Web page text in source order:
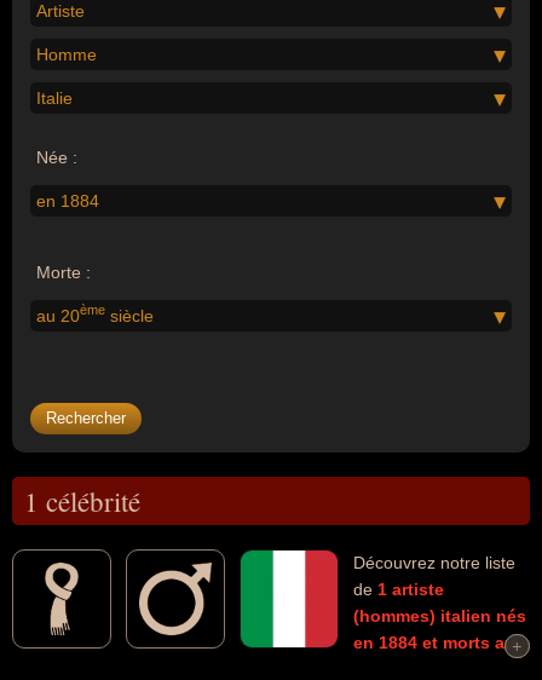
Artiste
Homme
Italie
Née :
en 1884
Morte :
au 20ème siècle
1 célébrité
Découvrez notre liste
de 1 artiste
(hommes) italien nés
en 1884 et morts au+
+